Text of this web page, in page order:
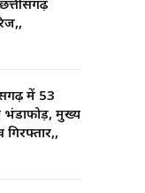
में 53
भंडाफोड़, मुख्य